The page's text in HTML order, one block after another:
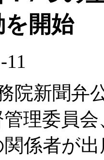
開始
院新聞弁
管理委員
係者が